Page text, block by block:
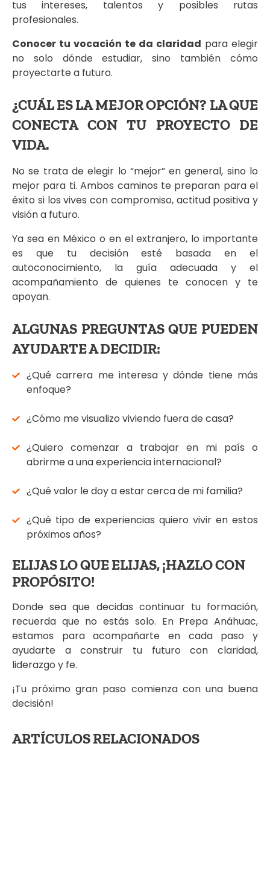
tus intereses, talentos y posibles rutas
profesionales.
Conocer tu vocación te da claridad para elegir
no solo dónde estudiar, sino también cómo
proyectarte a futuro.
¿CUÁL ES LA MEJOR OPCIÓN? LA QUE
CONECTA CON TU PROYECTO DE
VIDA.
No se trata de elegir lo “mejor” en general, sino lo
mejor para ti. Ambos caminos te preparan para el
éxito si los vives con compromiso, actitud positiva y
visión a futuro.
Ya sea en México o en el extranjero, lo importante
es que tu decisión esté basada en el
autoconocimiento, la guía adecuada y el
acompañamiento de quienes te conocen y te
apoyan.
ALGUNAS PREGUNTAS QUE PUEDEN
AYUDARTE A DECIDIR:
¿Qué carrera me interesa y dónde tiene más
enfoque?
¿Cómo me visualizo viviendo fuera de casa?
¿Quiero comenzar a trabajar en mi país o
abrirme a una experiencia internacional?
¿Qué valor le doy a estar cerca de mi familia?
¿Qué tipo de experiencias quiero vivir en estos
próximos años?
ELIJAS LO QUE ELIJAS, ¡HAZLO CON
PROPÓSITO!
Donde sea que decidas continuar tu formación,
recuerda que no estás solo. En Prepa Anáhuac,
estamos para acompañarte en cada paso y
ayudarte a construir tu futuro con claridad,
liderazgo y fe.
¡Tu próximo gran paso comienza con una buena
decisión!
ARTÍCULOS RELACIONADOS